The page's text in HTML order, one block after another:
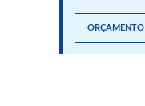
ORÇAMENTO